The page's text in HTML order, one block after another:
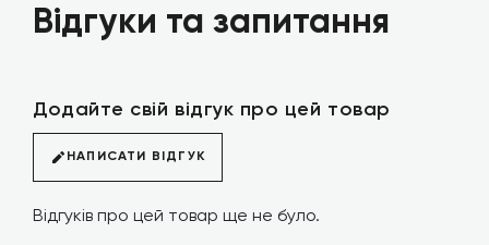
Відгуки та запитання
Додайте свій відгук про цей товар
НАПИСАТИ ВІДГУК
Відгуків про цей товар ще не було.